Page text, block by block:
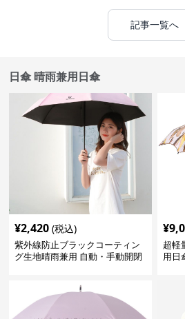
記事一覧へ
日傘 晴雨兼用日傘
¥2,420 (税込)
紫外線防止ブラックコーティン
グ生地晴雨兼用 自動・手動開閉
¥
超軽
用日